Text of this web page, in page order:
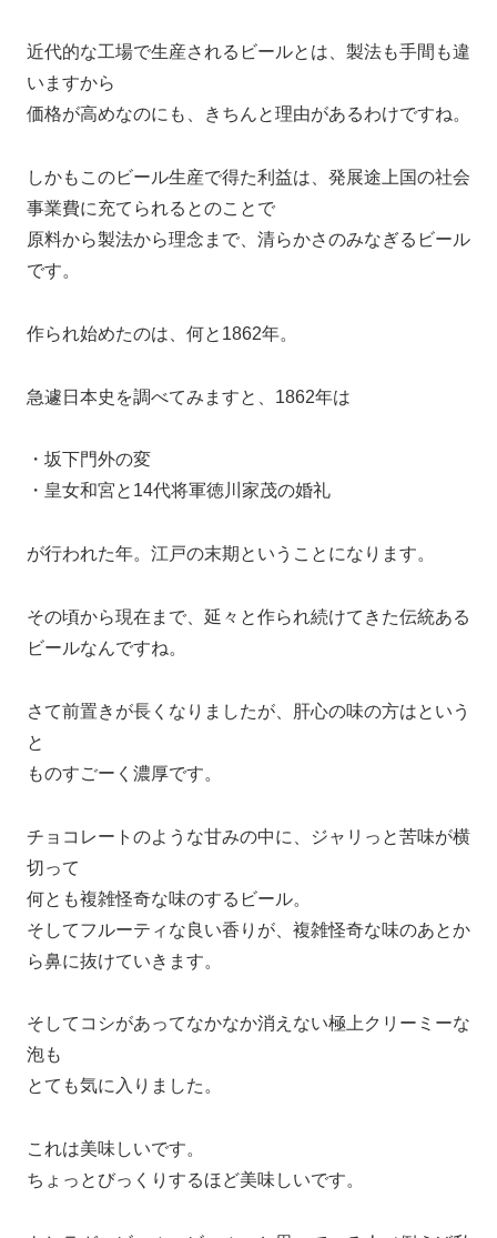
近代的な工場で生産されるビールとは、製法も手間も違
いますから
価格が高めなのにも、きちんと理由があるわけですね。
しかもこのビール生産で得た利益は、発展途上国の社会
事業費に充てられるとのことで
原料から製法から理念まで、清らかさのみなぎるビール
です。
作られ始めたのは、何と1862年。
急遽日本史を調べてみますと、1862年は
・坂下門外の変
・皇女和宮と14代将軍徳川家茂の婚礼
が行われた年。江戸の末期ということになります。
その頃から現在まで、延々と作られ続けてきた伝統ある
ビールなんですね。
さて前置きが長くなりましたが、肝心の味の方はという
と
ものすごーく濃厚です。
チョコレートのような甘みの中に、ジャリっと苦味が横
切って
何とも複雑怪奇な味のするビール。
そしてフルーティな良い香りが、複雑怪奇な味のあとか
ら鼻に抜けていきます。
そしてコシがあってなかなか消えない極上クリーミーな
泡も
とても気に入りました。
これは美味しいです。
ちょっとびっくりするほど美味しいです。